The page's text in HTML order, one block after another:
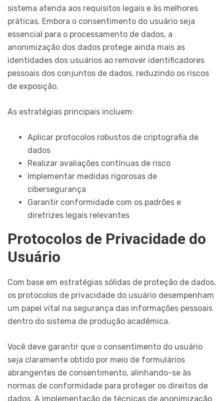
sistema atenda aos requisitos legais e às melhores
práticas. Embora o consentimento do usuário seja
essencial para o processamento de dados, a
anonimização dos dados protege ainda mais as
identidades dos usuários ao remover identificadores
pessoais dos conjuntos de dados, reduzindo os riscos
de exposição.
As estratégias principais incluem:
Aplicar protocolos robustos de criptografia de
dados
Realizar avaliações contínuas de risco
Implementar medidas rigorosas de
cibersegurança
Garantir conformidade com os padrões e
diretrizes legais relevantes
Protocolos de Privacidade do
Usuário
Com base em estratégias sólidas de proteção de dados,
os protocolos de privacidade do usuário desempenham
um papel vital na segurança das informações pessoais
dentro do sistema de produção acadêmica.
Você deve garantir que o consentimento do usuário
seja claramente obtido por meio de formulários
abrangentes de consentimento, alinhando-se às
normas de conformidade para proteger os direitos de
dados. A implementação de técnicas de anonimização